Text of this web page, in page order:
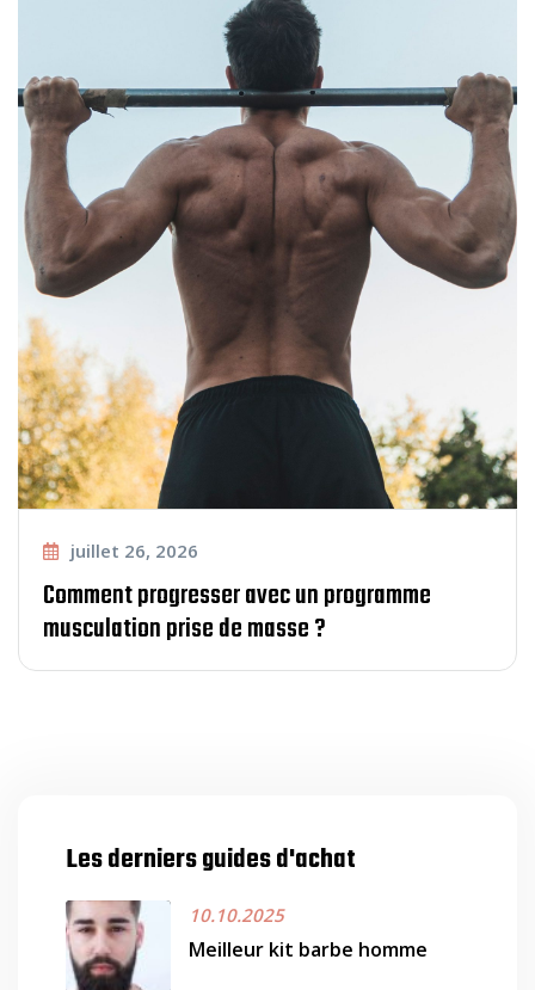
juillet 26, 2026
Comment progresser avec un programme
musculation prise de masse ?
Les derniers guides d'achat
10.10.2025
Meilleur kit barbe homme